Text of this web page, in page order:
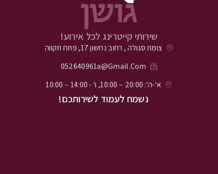
שירותי קייטרינג לכל אירוע!
צומת סגולה , רחוב נחשון 17, פתח תקווה
052640961a@gmail.com
א'-ה': 20:00 – 10:00, ו' - 14:00 – 10:00
נשמח לעמוד לשירותכם!